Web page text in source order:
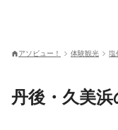
アソビュー！ 体験観光 塩
丹後・久美